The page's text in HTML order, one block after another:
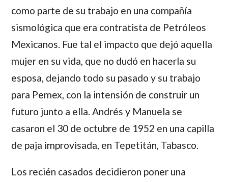
como parte de su trabajo en una compañía
sismológica que era contratista de Petróleos
Mexicanos. Fue tal el impacto que dejó aquella
mujer en su vida, que no dudó en hacerla su
esposa, dejando todo su pasado y su trabajo
para Pemex, con la intensión de construir un
futuro junto a ella.Andrés y Manuela se
casaron el 30 de octubre de 1952 en una capilla
de paja improvisada, en Tepetitán, Tabasco.
Los recién casados decidieron poner una